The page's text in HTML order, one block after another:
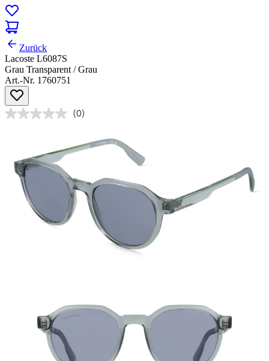
Zurück
Lacoste L6087S
Grau Transparent / Grau
Art.-Nr. 1760751
(0)